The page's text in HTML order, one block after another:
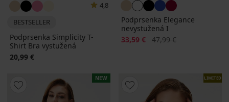
4,8
BESTSELLER
Podprsenka Simplicity T-
Shirt Bra vystužená
20,99 €
Podprsenka Elegance
nevystužená I
Zľava
33,59 € Pôvodná cena
47,99 €
NEW LIMITED